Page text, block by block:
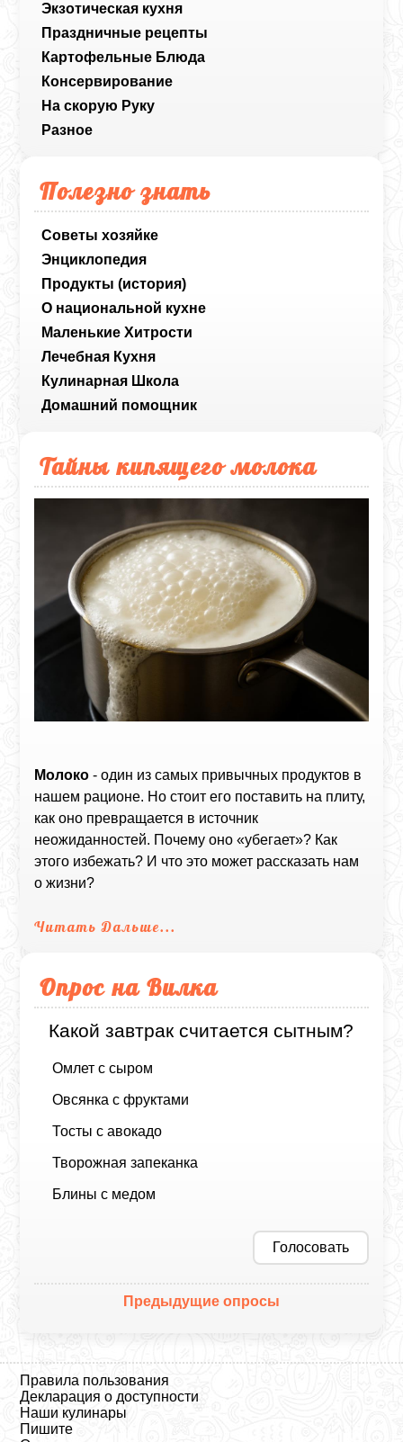
Экзотическая кухня
Праздничные рецепты
Картофельные Блюда
Консервирование
На скорую Руку
Разное
Полезно знать
Советы хозяйке
Энциклопедия
Продукты (история)
О национальной кухне
Маленькие Хитрости
Лечебная Кухня
Кулинарная Школа
Домашний помощник
Тайны кипящего молока
Молоко - один из самых привычных продуктов в
нашем рационе. Но стоит его поставить на плиту,
как оно превращается в источник
неожиданностей. Почему оно «убегает»? Как
этого избежать? И что это может рассказать нам
о жизни?
Читать Дальше...
Опрос на Вилка
Какой завтрак считается сытным?
Омлет с сыром
Овсянка с фруктами
Тосты с авокадо
Творожная запеканка
Блины с медом
Голосовать
Предыдущие опросы
Правила пользования
Декларация о доступности
Наши кулинары
Пишите